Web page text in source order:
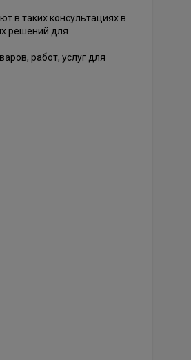
в таких консультациях в
решений для
работ, услуг для